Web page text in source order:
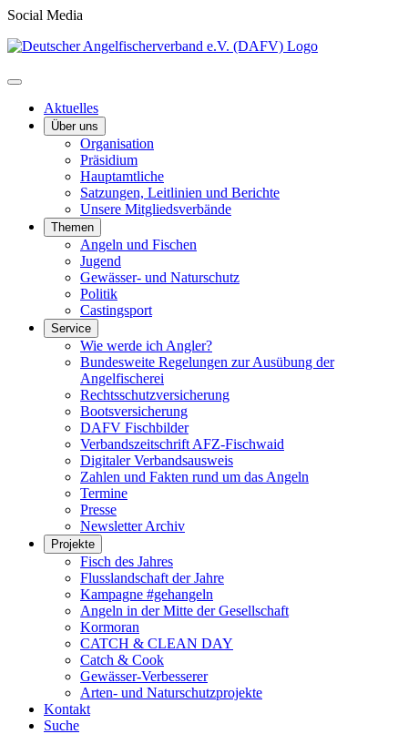
Social Media
Aktuelles
Über uns
Organisation
Präsidium
Hauptamtliche
Satzungen, Leitlinien und Berichte
Unsere Mitgliedsverbände
Themen
Angeln und Fischen
Jugend
Gewässer- und Naturschutz
Politik
Castingsport
Service
Wie werde ich Angler?
Bundesweite Regelungen zur Ausübung der
Angelfischerei
Rechtsschutzversicherung
Bootsversicherung
DAFV Fischbilder
Verbandszeitschrift AFZ-Fischwaid
Digitaler Verbandsausweis
Zahlen und Fakten rund um das Angeln
Termine
Presse
Newsletter Archiv
Projekte
Fisch des Jahres
Flusslandschaft der Jahre
Kampagne #gehangeln
Angeln in der Mitte der Gesellschaft
Kormoran
CATCH & CLEAN DAY
Catch & Cook
Gewässer-Verbesserer
Arten- und Naturschutzprojekte
Kontakt
Suche